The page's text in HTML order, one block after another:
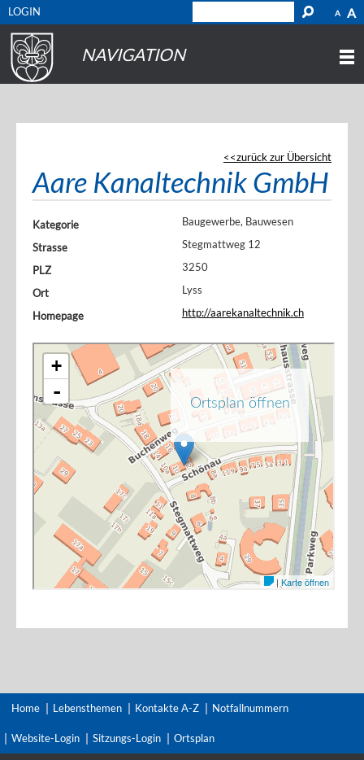
A A
LOGIN
NAVIGATION
zurück zur Übersicht
Aare Kanaltechnik GmbH
Kategorie
Baugewerbe, Bauwesen
Strasse
Stegmattweg 12
PLZ
3250
Ort
Lyss
Homepage
http://aarekanaltechnik.ch
Home Lebensthemen Kontakte A-Z Notfallnummern
Website-Login Sitzungs-Login Ortsplan